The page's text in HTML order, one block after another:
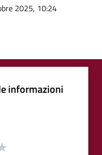
2025, 10:24
informazioni